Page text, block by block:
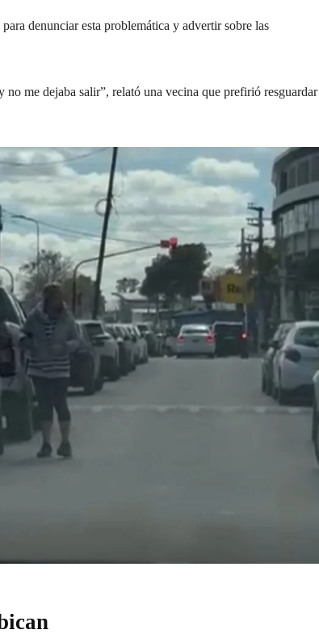
para denunciar esta problemática y advertir sobre las
me dejaba salir”, relató una vecina que prefirió resguardar